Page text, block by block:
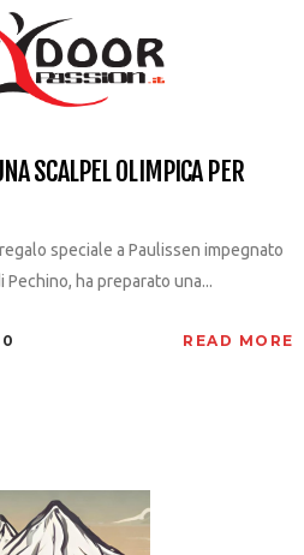
SCALPEL OLIMPICA PER
speciale a Paulissen impegnato
ha preparato una...
0 READ MORE